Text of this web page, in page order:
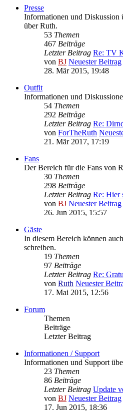
Presse
Informationen und Diskussion
über Ruth.
53 Themen
467 Beiträge
Letzter Beitrag Re: TV
von BJ Neuester Beitrag
28. Mär 2015, 19:48
Outfit
Informationen und
54 Themen
292 Beiträge
Letzter Beitrag Re:
von ForTheRuth
21. Mär 2017, 17:19
Fans
Der Bereich für die Fans von
30 Themen
298 Beiträge
Letzter Beitrag Re: Hier
von BJ Neuester Beitrag
26. Jun 2015, 15:57
Gäste
In diesem Bereich können
schreiben.
19 Themen
97 Beiträge
Letzter Beitrag Re:
von Ruth Neuester
17. Mai 2015, 12:56
Forum
Themen
Beiträge
Letzter Beitrag
Informationen / Support
Informationen und Support
23 Themen
86 Beiträge
Letzter Beitrag Update
von BJ Neuester Beitrag
17. Jun 2015, 18:36